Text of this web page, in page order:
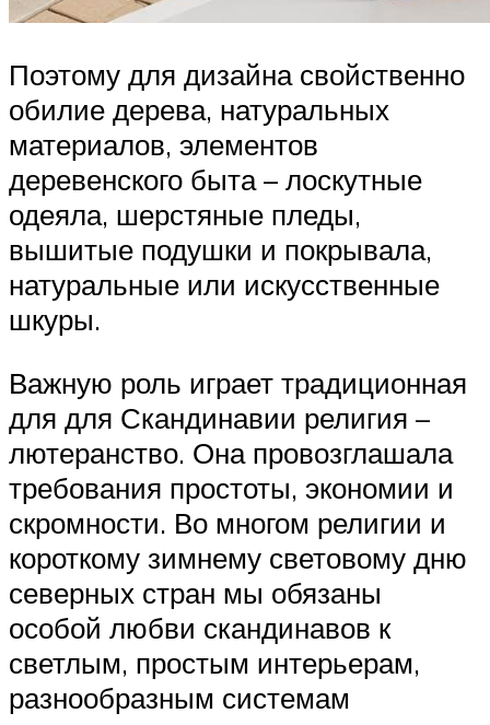
Поэтому для дизайна свойственно
обилие дерева, натуральных
материалов, элементов
деревенского быта – лоскутные
одеяла, шерстяные пледы,
вышитые подушки и покрывала,
натуральные или искусственные
шкуры.
Важную роль играет традиционная
для для Скандинавии религия –
лютеранство. Она провозглашала
требования простоты, экономии и
скромности. Во многом религии и
короткому зимнему световому дню
северных стран мы обязаны
особой любви скандинавов к
светлым, простым интерьерам,
разнообразным системам